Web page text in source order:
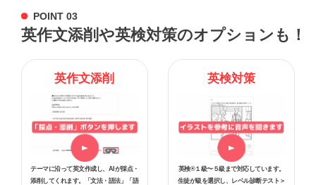
POINT 03
英作文添削や英検対策のオプションも！
英作文添削
テーマに沿って英文作成し、AIが採点・
添削してくれます。「文法・語法」「語
英検対策
英検®１級〜５級まで対応しています。
生徒が級を選択し、レベル診断テスト＞